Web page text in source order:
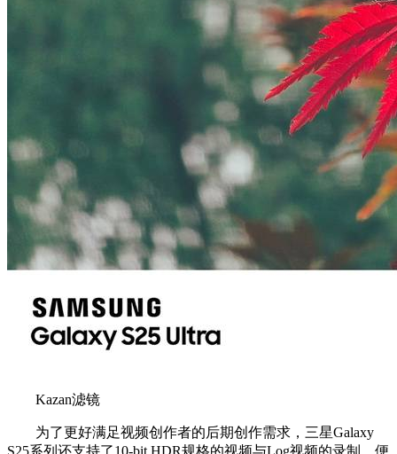
Kazan滤镜
为了更好满足视频创作者的后期创作需求，三星Galaxy